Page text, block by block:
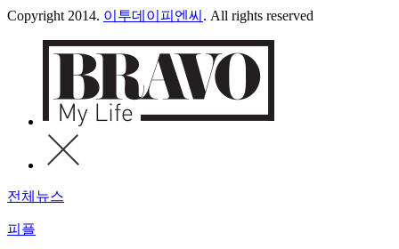
Copyright 2014. 이투데이피엔씨 . All rights reserved
전체뉴스
피플